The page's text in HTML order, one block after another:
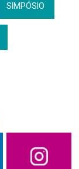
SIMPÓSIO